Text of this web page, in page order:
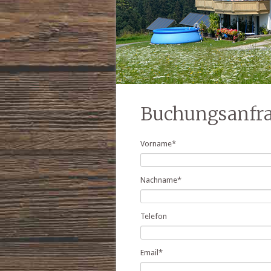
Vorname*
Nachname*
Telefon
Email *